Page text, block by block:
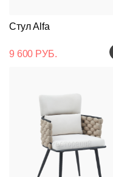
Стул Alfa
9 600 РУБ.